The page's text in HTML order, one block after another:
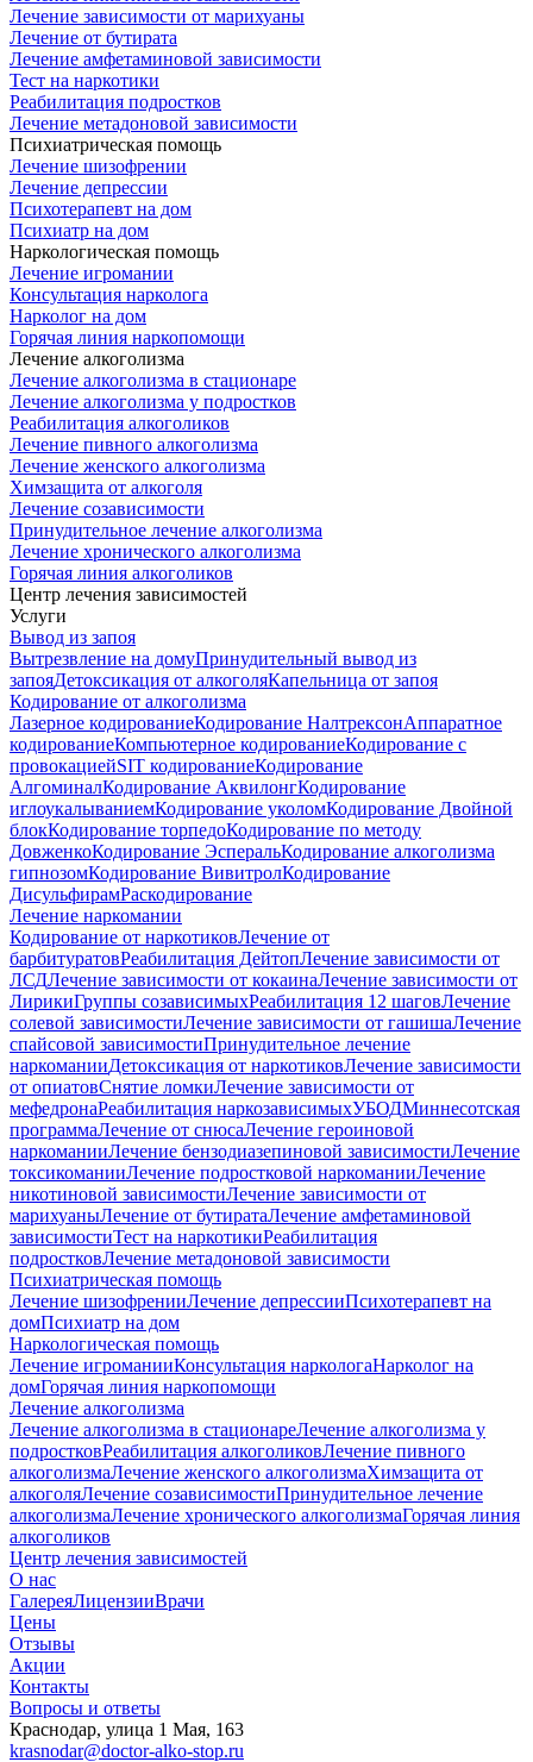
Лечение зависимости от марихуаны
Лечение от бутирата
Лечение амфетаминовой зависимости
Тест на наркотики
Реабилитация подростков
Лечение метадоновой зависимости
Психиатрическая помощь
Лечение шизофрении
Лечение депрессии
Психотерапевт на дом
Психиатр на дом
Наркологическая помощь
Лечение игромании
Консультация нарколога
Нарколог на дом
Горячая линия наркопомощи
Лечение алкоголизма
Лечение алкоголизма в стационаре
Лечение алкоголизма у подростков
Реабилитация алкоголиков
Лечение пивного алкоголизма
Лечение женского алкоголизма
Химзащита от алкоголя
Лечение созависимости
Принудительное лечение алкоголизма
Лечение хронического алкоголизма
Горячая линия алкоголиков
Центр лечения зависимостей
Услуги
Вывод из запоя
Вытрезвление на домуПринудительный вывод из
запояДетоксикация от алкоголяКапельница от запоя
Кодирование от алкоголизма
Лазерное кодированиеКодирование НалтрексонАппаратное
кодированиеКомпьютерное кодированиеКодирование с
провокациейSIT кодированиеКодирование
АлгоминалКодирование АквилонгКодирование
иглоукалываниемКодирование уколомКодирование Двойной
блокКодирование торпедоКодирование по методу
ДовженкоКодирование ЭсперальКодирование алкоголизма
гипнозомКодирование ВивитролКодирование
ДисульфирамРаскодирование
Лечение наркомании
Кодирование от наркотиковЛечение от
барбитуратовРеабилитация ДейтопЛечение зависимости от
ЛСДЛечение зависимости от кокаинаЛечение зависимости от
ЛирикиГруппы созависимыхРеабилитация 12 шаговЛечение
солевой зависимостиЛечение зависимости от гашишаЛечение
спайсовой зависимостиПринудительное лечение
наркоманииДетоксикация от наркотиковЛечение зависимости
от опиатовСнятие ломкиЛечение зависимости от
мефедронаРеабилитация наркозависимыхУБОДМиннесотская
программаЛечение от снюсаЛечение героиновой
наркоманииЛечение бензодиазепиновой зависимостиЛечение
токсикоманииЛечение подростковой наркоманииЛечение
никотиновой зависимостиЛечение зависимости от
марихуаныЛечение от бутиратаЛечение амфетаминовой
зависимостиТест на наркотикиРеабилитация
подростковЛечение метадоновой зависимости
Психиатрическая помощь
Лечение шизофренииЛечение депрессииПсихотерапевт на
домПсихиатр на дом
Наркологическая помощь
Лечение игроманииКонсультация наркологаНарколог на
домГорячая линия наркопомощи
Лечение алкоголизма
Лечение алкоголизма в стационареЛечение алкоголизма у
подростковРеабилитация алкоголиковЛечение пивного
алкоголизмаЛечение женского алкоголизмаХимзащита от
алкоголяЛечение созависимостиПринудительное лечение
алкоголизмаЛечение хронического алкоголизмаГорячая линия
алкоголиков
Центр лечения зависимостей
О нас
ГалереяЛицензииВрачи
Цены
Отзывы
Акции
Контакты
Вопросы и ответы
Краснодар, улица 1 Мая, 163
krasnodar@doctor-alko-stop.ru